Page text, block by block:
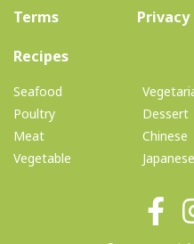
Terms
Privacy
Recipes(current)
Seafood
Poultry
Meat
Vegetable
Dessert
Chinese
Japanese